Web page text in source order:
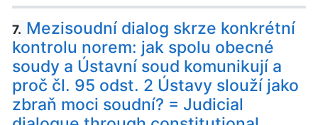
7. Mezisoudní dialog skrze konkrétní
kontrolu norem: jak spolu obecné
soudy a Ústavní soud komunikují a
proč čl. 95 odst. 2 Ústavy slouží jako
zbraň moci soudní? = Judicial